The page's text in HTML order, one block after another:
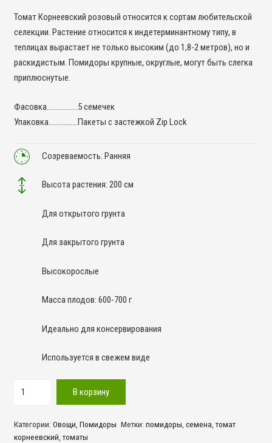
Томат Корнеевский розовый относится к сортам любительской
селекции. Растение относится к индетерминантному типу, в
теплицах вырастает не только высоким (до 1,8-2 метров), но и
раскидистым. Помидоры крупные, округлые, могут быть слегка
приплюснутые.
Фасовка……………..5 семечек
Упаковка…………….Пакеты с застежкой Zip Lock
Созреваемость: Ранняя
Высота растения: 200 см
Для открытого грунта
Для закрытого грунта
Высокорослые
Масса плодов: 600-700 г
Идеально для консервирования
Используется в свежем виде
Количество
В корзину
Категории: Овощи Помидоры Метки: помидоры семена томат
корнеевский томаты